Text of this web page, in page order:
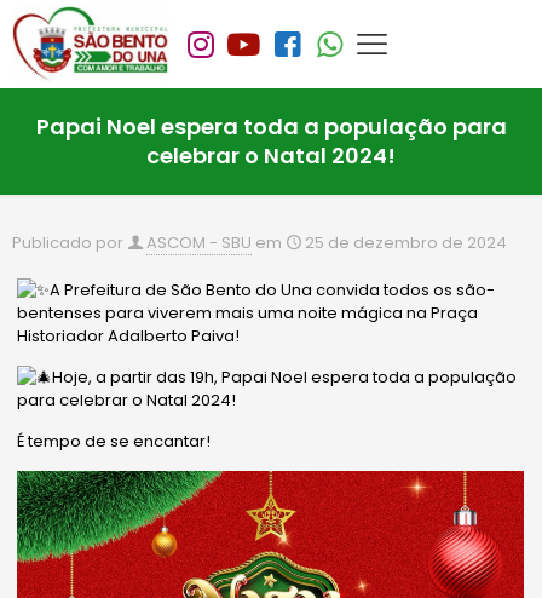
Papai Noel espera toda a população para
celebrar o Natal 2024!
Publicado por ASCOM - SBU em 25 de dezembro de 2024
A Prefeitura de São Bento do Una convida todos os são-
bentenses para viverem mais uma noite mágica na Praça
Historiador Adalberto Paiva!
Hoje, a partir das 19h, Papai Noel espera toda a população
para celebrar o Natal 2024!
É tempo de se encantar!